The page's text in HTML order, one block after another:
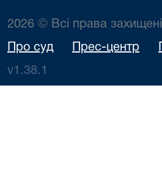
2026 © Всі права захищені
Про суд Прес-центр
v1.38.1